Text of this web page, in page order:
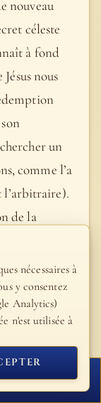
nouveau
céleste
à fond
nous
un
comme l’a
l’arbitraire).
de la
à
la
voix si
que
nécessaires à
y consentez
Analytics)
n'est utilisée à